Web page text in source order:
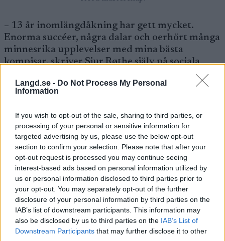
Langd.se - Do Not Process My Personal
Information
If you wish to opt-out of the sale, sharing to third parties, or
processing of your personal or sensitive information for
targeted advertising by us, please use the below opt-out
section to confirm your selection. Please note that after your
opt-out request is processed you may continue seeing
interest-based ads based on personal information utilized by
us or personal information disclosed to third parties prior to
your opt-out. You may separately opt-out of the further
disclosure of your personal information by third parties on the
IAB’s list of downstream participants. This information may
also be disclosed by us to third parties on the IAB’s List of
Downstream Participants that may further disclose it to other
– 13 år inomlängdåkning har gett mycket.
Enorma succéer, några dalar och oerhört många
minnesrika upplevelser med mina bästa
kompisar, skriver Sjur Røthe själv på sociala
kunnat leva ut pojkdrömmen. Lagkompisar,
tränare, vallare, serviceapparat,
samarbetspartners, skidförbundet och inte
minst familjen, skriver Røthe som är sambo med
montéryttaren Siv Emilie Løvold. Paret har ett
En klippa i landslaget
Sjur Røthe har varit en klippa i det norska